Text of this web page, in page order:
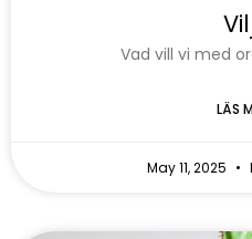
Vad vill vi med
LÄS
May 11, 2025